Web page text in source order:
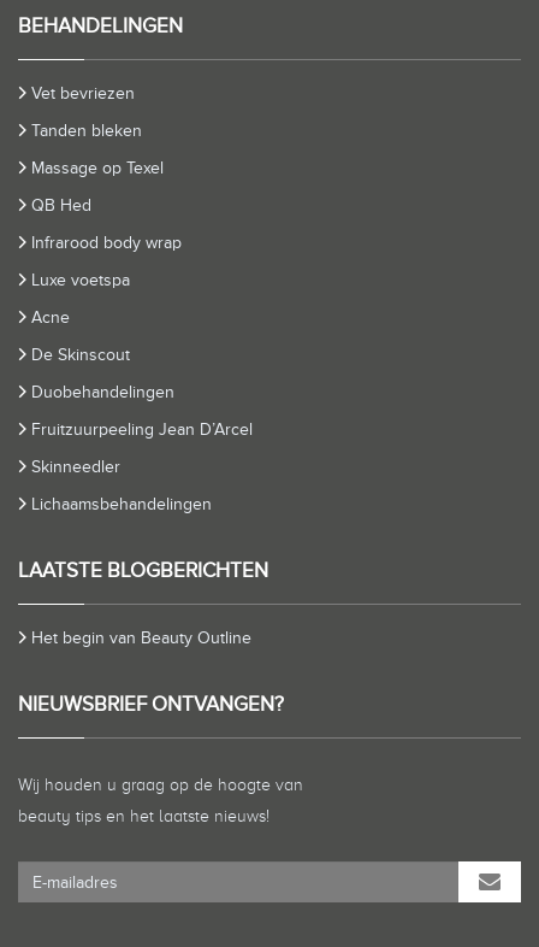
BEHANDELINGEN
Vet bevriezen
Tanden bleken
Massage op Texel
QB Hed
Infrarood body wrap
Luxe voetspa
Acne
De Skinscout
Duobehandelingen
Fruitzuurpeeling Jean D’Arcel
Skinneedler
Lichaamsbehandelingen
LAATSTE BLOGBERICHTEN
Het begin van Beauty Outline
NIEUWSBRIEF ONTVANGEN?
Wij houden u graag op de hoogte van
beauty tips en het laatste nieuws!